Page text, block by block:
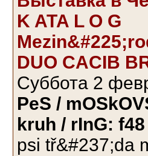
K ATA L O G
DUO CACIB
Суббота 2
PeS /
kruh / rInG: f48
psi tř&#237;da